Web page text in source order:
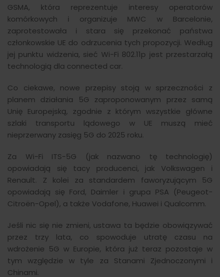
GSMA, która reprezentuje interesy operatorów
komórkowych i organizuje MWC w Barcelonie,
zaprotestowała i stara się przekonać państwa
członkowskie UE do odrzucenia tych propozycji. Według
jej punktu widzenia, sieć Wi-Fi 802.11p jest przestarzałą
technologią dla connected car.
Co ciekawe, nowe przepisy stoją w sprzeczności z
planem działania 5G zaproponowanym przez samą
Unię Europejską, zgodnie z którym wszystkie główne
szlaki transportu lądowego w UE muszą mieć
nieprzerwany zasięg 5G do 2025 roku.
Za Wi-Fi ITS-5G (jak nazwano tę technologię)
opowiadają się tacy producenci, jak Volkswagen i
Renault. Z kolei za standardem faworyzującym 5G
opowiadają się Ford, Daimler i grupa PSA (Peugeot-
Citroën-Opel), a także Vodafone, Huawei i Qualcomm.
Jeśli nic się nie zmieni, ustawa ta będzie obowiązywać
przez trzy lata, co spowoduje utratę czasu na
wdrożenie 5G w Europie, która już teraz pozostaje w
tym względzie w tyle za Stanami Zjednoczonymi i
Chinami.